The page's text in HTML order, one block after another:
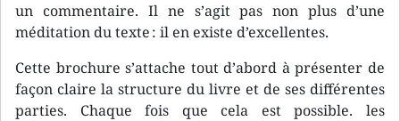
un commentaire. Il ne s’agit pas non plus d’une
méditation du texte : il en existe d’excellentes.
Cette brochure s’attache tout d’abord à présenter de
façon claire la structure du livre et de ses différentes
parties. Chaque fois que cela est possible. les